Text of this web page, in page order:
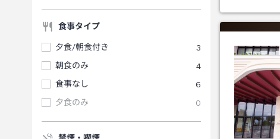
食事タイプ
夕食/朝食付き
3
朝食のみ
4
食事なし
6
夕食のみ
0